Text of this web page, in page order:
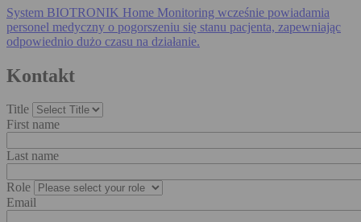
System BIOTRONIK Home Monitoring wcześnie powiadamia
personel medyczny o pogorszeniu się stanu pacjenta, zapewniając
odpowiednio dużo czasu na działanie.
Kontakt
Title
First name
Last name
Role
Email